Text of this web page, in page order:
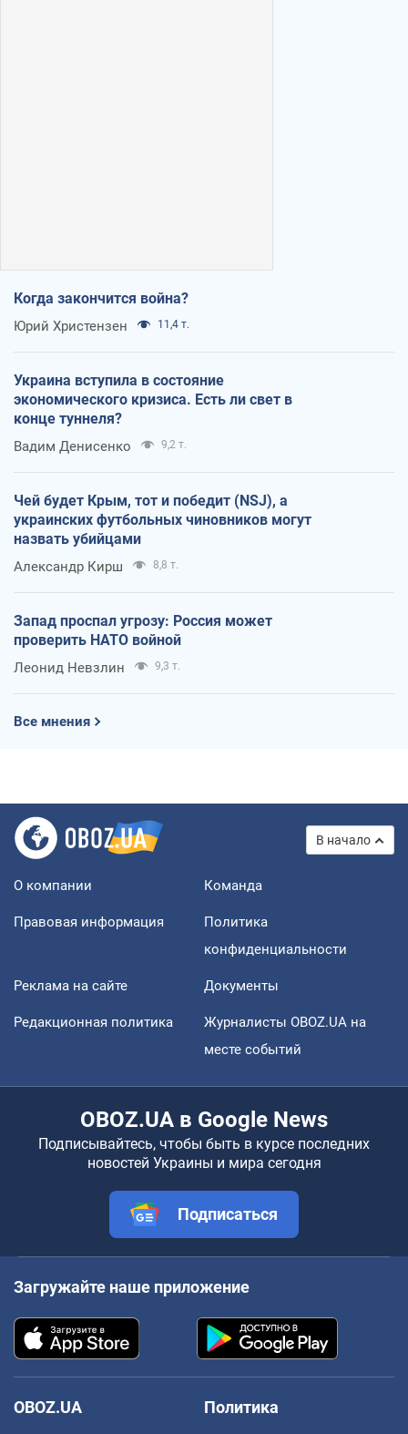
Когда закончится война?
Юрий Христензен 11,4 т.
Украина вступила в состояние
экономического кризиса. Есть ли свет в
конце туннеля?
Вадим Денисенко 9,2 т.
Чей будет Крым, тот и победит (NSJ), а
украинских футбольных чиновников могут
назвать убийцами
Александр Кирш 8,8 т.
Запад проспал угрозу: Россия может
проверить НАТО войной
Леонид Невзлин 9,3 т.
Все мнения
В начало
О компании Команда
Правовая информация
Политика
конфиденциальности
Реклама на сайте Документы
Редакционная политика
Журналисты OBOZ.UA на
месте событий
OBOZ.UA в Google News
Подписывайтесь, чтобы быть в курсе последних
новостей Украины и мира сегодня
Подписаться
Загружайте наше приложение
OBOZ.UA
Политика